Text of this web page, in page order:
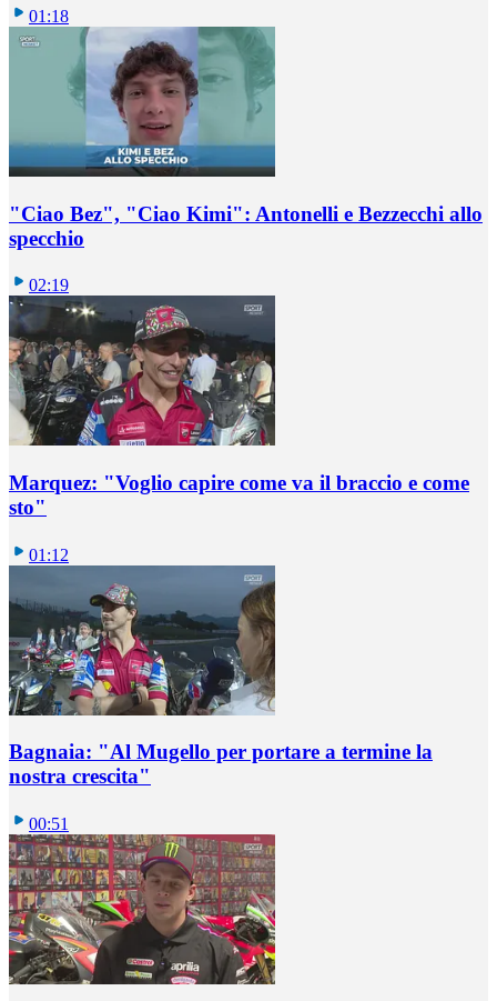
01:18
"Ciao Bez", "Ciao Kimi": Antonelli e Bezzecchi allo
specchio
02:19
Marquez: "Voglio capire come va il braccio e come
sto"
01:12
Bagnaia: "Al Mugello per portare a termine la
nostra crescita"
00:51